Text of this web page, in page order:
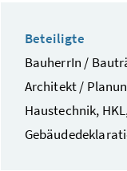
Beteiligte
BauherrIn /
Architekt /
Haustechnik,